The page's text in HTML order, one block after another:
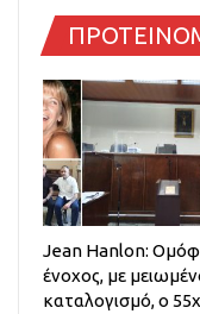
Jean Hanlon:
ένοχος, με
καταλογισμό, ο